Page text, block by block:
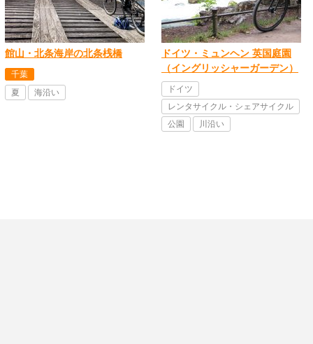
館山・北条海岸の北条桟橋
千葉
夏
海沿い
ドイツ・ミュンヘン 英国庭園
（イングリッシャーガーデン）
ドイツ
レンタサイクル・シェアサイクル
公園
川沿い